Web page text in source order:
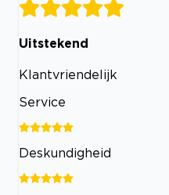
Uitstekend
Klantvriendelijk
Service
Deskundigheid